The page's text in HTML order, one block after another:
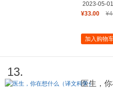
2023-05-01
¥33.00
加入购物
13.
医生，